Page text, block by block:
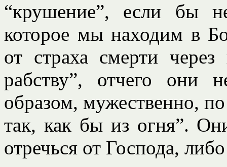
“крушение”, если бы
которое мы находим в
от страха смерти
рабству”, отчего они
образом, мужественно,
так, как бы из огня”.
отречься от Господа,